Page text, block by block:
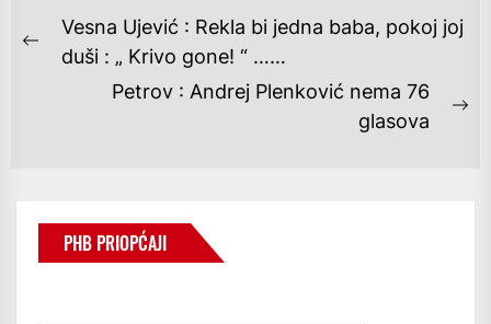
NAVIGACIJA
OBJAVA
Previous
Vesna Ujević : Rekla bi jedna baba, pokoj joj
duši : „ Krivo gone! “ ……
Petrov : Andrej Plenković nema 76
glasova
PHB PRIOPĆAJI